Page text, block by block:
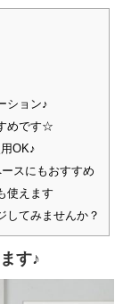
ション♪
めです☆
OK♪
スにもおすすめ
使えます
してみませんか？
す♪